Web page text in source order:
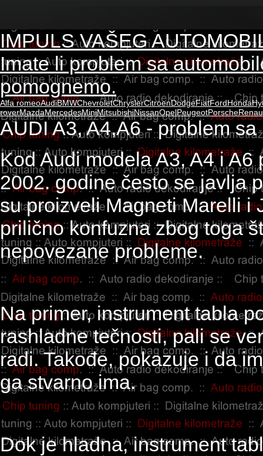
IMPULS VAŠEG
Imate li problem sa
pomognemo.
Alfa romeoAudiBMWChevroletChryslerCitroenDodgeFiatFordHonda
roverMazdaMercedesMiniMitsubishiNissanOpelPeugeotPorsche
AUDI A3, A4,A6 - problem
Kod Audi modela A3, A4 i
2002. godine često se javlja
su proizveli Magneti Marelli i
prilično konfuzna zbog toga
nepovezane probleme.
Na primer, instrument tabla
rashladne tečnosti, pali se
radi. Takođe, pokazuje i da
ga stvarno ima.
Dok je hladna, instrument